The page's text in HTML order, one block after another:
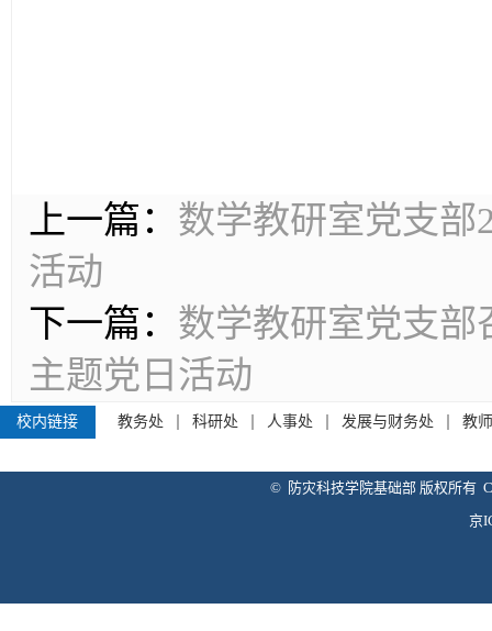
上一篇： 数学教研室党支部
活动
下一篇： 数学教研室党支部
主题党日活动
校内链接 教务处 科研处 人事处 发展与财务处 教
© 防灾科技学院基础部 版权所有
京